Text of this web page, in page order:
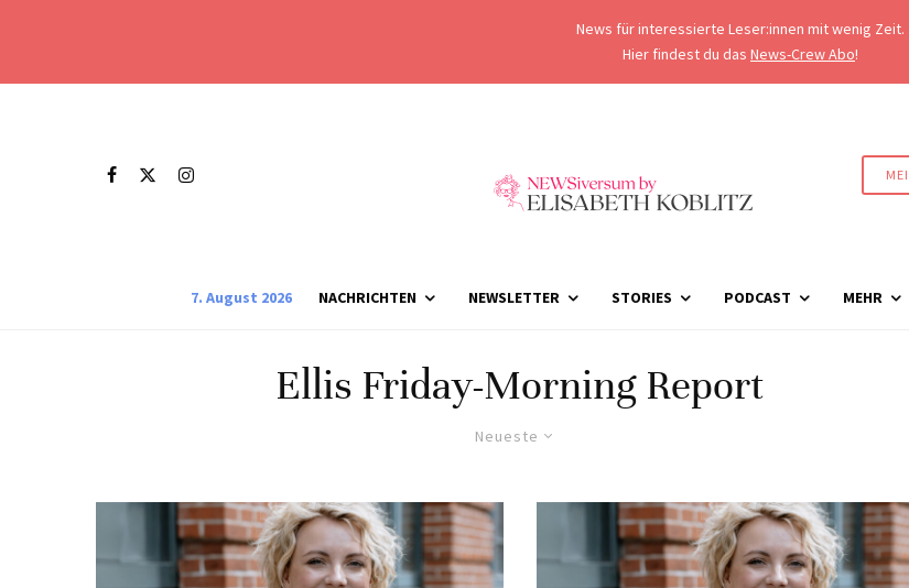
News für interessierte Leser:innen mit wenig Zeit.
Hier findest du das News-Crew Abo!
7. August 2026 NACHRICHTEN NEWSLETTER STORIES PODCAST MEHR
Ellis Friday-Morning Report
Neueste